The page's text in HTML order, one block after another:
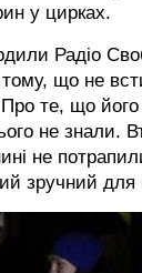
у цирках.
Радіо
що не
те, що
не знали.
не
зручний